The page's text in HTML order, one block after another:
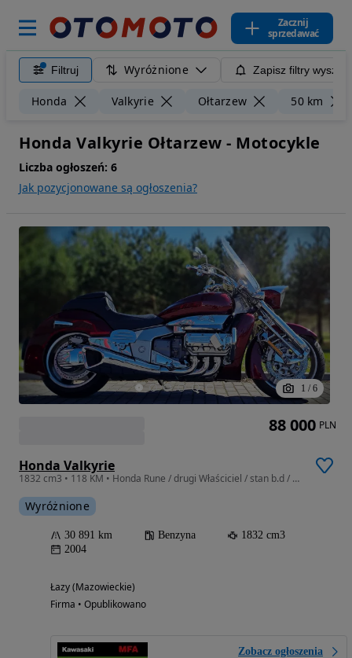
Zacznij
sprzedawać
Filtruj Wyróżnione Zapisz filtry
Honda Valkyrie Ołtarzew 50 km
Honda Valkyrie Ołtarzew - Motocykle
Liczba ogłoszeń: 6
Jak pozycjonowane są ogłoszenia?
1 / 6
Honda Valkyrie
1832 cm3 • 118 KM • Honda Rune / drugi Właściciel / stan b.d / Salon MFA Warszawa-Łazy
Wyróżnione
30 891 km Benzyna
1832 cm3
2004
Łazy (Mazowieckie)
Firma • Opublikowano
Zobacz ogłoszenia
88 000 PLN